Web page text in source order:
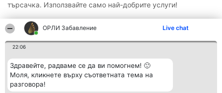
ОРЛИ Забавление Live chat
22:06
Здравейте, радваме се да ви помогнем! 🙂
Моля, кликнете върху съответната тема на
разговора!
търсачка. Използвайте само най-добрите услуги!